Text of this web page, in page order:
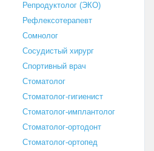
Репродуктолог (ЭКО)
Рефлексотерапевт
Сомнолог
Сосудистый хирург
Спортивный врач
Стоматолог
Стоматолог-гигиенист
Стоматолог-имплантолог
Стоматолог-ортодонт
Стоматолог-ортопед